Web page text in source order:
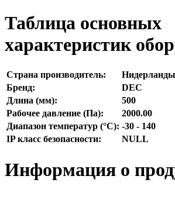
Таблица основных
характеристик
Страна производитель:
Нидерланды
Бренд:
DEC
Длина (мм):
500
Рабочее давление (Па):
2000.00
Диапазон температур (°С): -30 - 140
IP класс безопасности:
NULL
Информация о